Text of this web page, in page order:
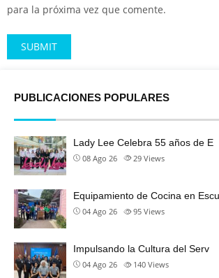
para la próxima vez que comente.
PUBLICACIONES POPULARES
Lady Lee Celebra 55 años de E
08 Ago 26 29 Views
Equipamiento de Cocina en Escu
04 Ago 26 95 Views
Impulsando la Cultura del Serv
04 Ago 26 140 Views